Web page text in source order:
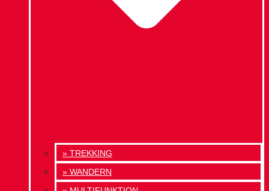
» TREKKING
» WANDERN